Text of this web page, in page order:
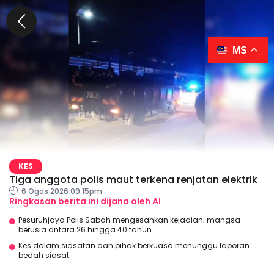
KES
Tiga anggota polis maut terkena renjatan elektrik
6 Ogos 2026 09:15pm
Ringkasan berita ini dijana oleh AI
Pesuruhjaya Polis Sabah mengesahkan kejadian; mangsa
berusia antara 26 hingga 40 tahun.
Kes dalam siasatan dan pihak berkuasa menunggu laporan
bedah siasat.
MS